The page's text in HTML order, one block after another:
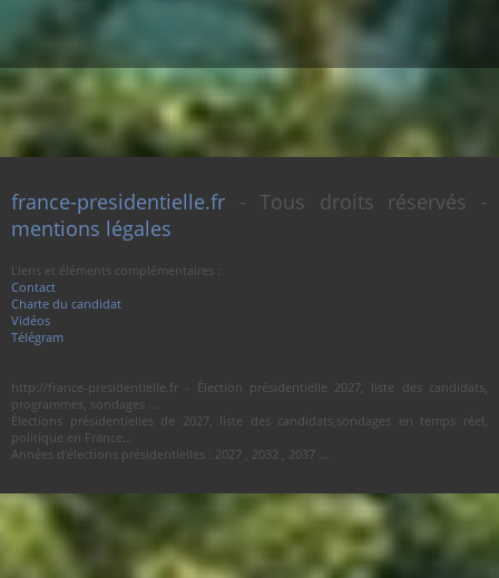
france-presidentielle.fr - Tous droits réservés -
mentions légales
Liens et éléments complémentaires :
Contact
Charte du candidat
Vidéos
Télégram
http://france-presidentielle.fr - Élection présidentielle 2027, liste des candidats,
programmes, sondages ...
Élections présidentielles de 2027, liste des candidats,sondages en temps réel,
politique en France...
Années d'élections présidentielles : 2027 , 2032 , 2037 ...